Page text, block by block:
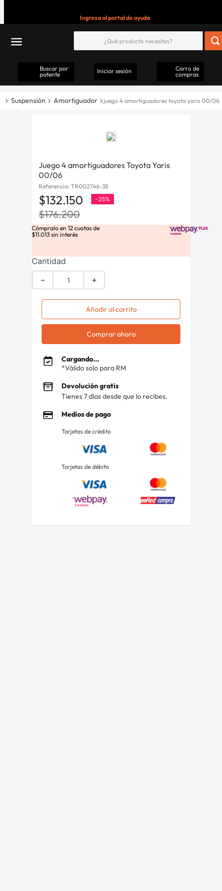
Ingresa al portal de ayuda
Buscar por
patente
Iniciar sesión
Carro de
compras
Suspensión Amortiguador juego 4 amortiguadores toyota yaris 00/06
Juego 4 amortiguadores Toyota Yaris
00/06
Referencia: TR002746-38
$132.150 -25%
$176.200
Cómpralo en 12 cuotas de
$11.013 sin interés
Cantidad
＋
－
Añadir al carrito
Comprar ahora
Cargando...
*Válido solo para RM
Devolución gratis
Tienes 7 días desde que lo recibes.
Medios de pago
Tarjetas de crédito
Tarjetas de débito